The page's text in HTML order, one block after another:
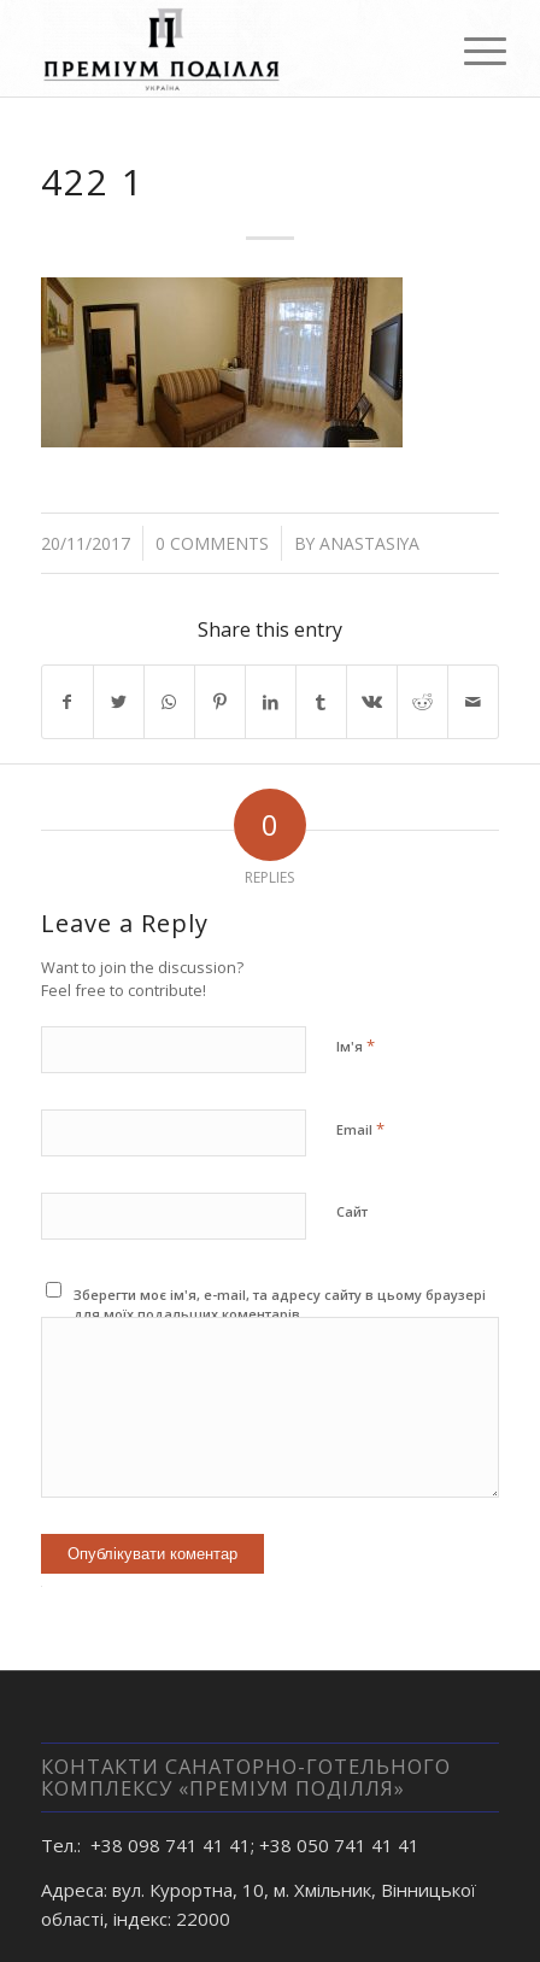
422 1
20/11/2017 0 COMMENTS
/ BY ANASTASIYA
Share this entry
0
REPLIES
Leave a Reply
Want to join the discussion?
Feel free to contribute!
Ім'я *
Email *
Сайт
Зберегти моє ім'я, e-mail, та адресу сайту в цьому браузері
для моїх подальших коментарів.
КОНТАКТИ САНАТОРНО-ГОТЕЛЬНОГО
КОМПЛЕКСУ «ПРЕМІУМ ПОДІЛЛЯ»
Тел.: +38 098 741 41 41; +38 050 741 41 41
Адреса: вул. Курортна, 10, м. Хмільник, Вінницької
області, індекс: 22000